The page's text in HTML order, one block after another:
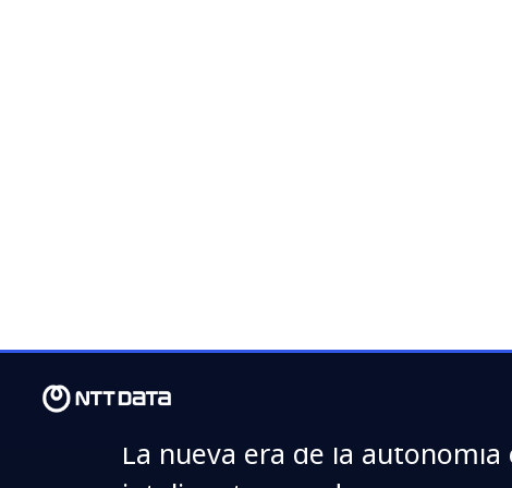
dirigir la
La nueva era de la autonomía